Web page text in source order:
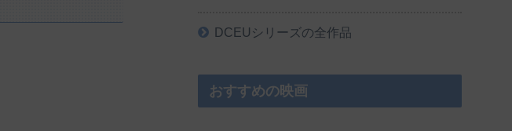
DCEUシリーズの全作品
おすすめの映画